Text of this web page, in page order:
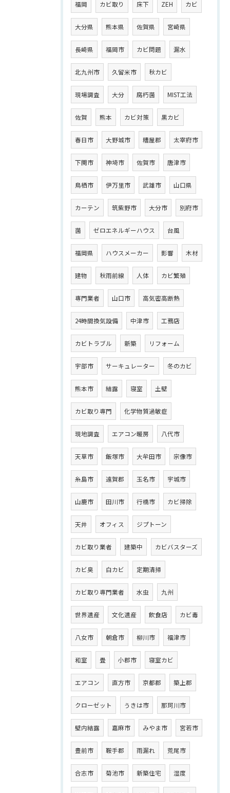
福岡 カビ取り 床下 ZEH カビ
大分県 熊本県 佐賀県 宮崎県
長崎県 福岡市 カビ問題 漏水
北九州市 久留米市 秋カビ
現場調査 大分 腐朽菌 MIST工法
佐賀 熊本 カビ対策 黒カビ
春日市 大野城市 糟屋郡 太宰府市
下関市 神埼市 佐賀市 唐津市
鳥栖市 伊万里市 武雄市 山口県
カーテン 筑紫野市 大分市 別府市
菌 ゼロエネルギーハウス 台風
福岡県 ハウスメーカー 影響 木材
建物 秋雨前線 人体 カビ繁殖
専門業者 山口市 高気密高断熱
24時間換気設備 中津市 工務店
カビトラブル 新築 リフォーム
宇部市 サーキュレーター 冬のカビ
熊本市 結露 寝室 土壁
カビ取り専門 化学物質過敏症
現地調査 エアコン暖房 八代市
天草市 飯塚市 大牟田市 宗像市
糸島市 遠賀郡 玉名市 宇城市
山鹿市 田川市 行橋市 カビ掃除
天井 オフィス ジプトーン
カビ取り業者 建築中 カビバスターズ
カビ臭 白カビ 定期清掃
カビ取り専門業者 水虫 九州
世界遺産 文化遺産 飲食店 カビ毒
八女市 朝倉市 柳川市 福津市
和室 畳 小郡市 寝室カビ
エアコン 直方市 京都郡 築上郡
クローゼット うきは市 那珂川市
壁内結露 嘉麻市 みやま市 宮若市
豊前市 鞍手郡 雨漏れ 荒尾市
合志市 菊池市 新築住宅 湿度